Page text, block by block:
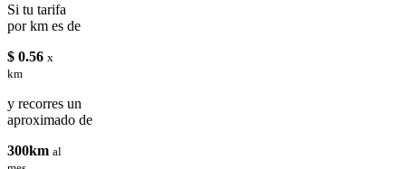
Si tu tarifa
por km es de
$ 0.56 x
km
y recorres un
aproximado de
300km al